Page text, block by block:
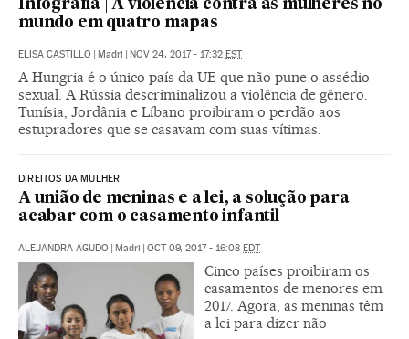
Infografia | A violência contra as mulheres no
mundo em quatro mapas
ELISA CASTILLO Madri NOV 24, 2017 - 17:32 EST
A Hungria é o único país da UE que não pune o assédio
sexual. A Rússia descriminalizou a violência de gênero.
Tunísia, Jordânia e Líbano proibiram o perdão aos
estupradores que se casavam com suas vítimas.
DIREITOS DA MULHER
A união de meninas e a lei, a solução para
acabar com o casamento infantil
ALEJANDRA AGUDO Madri OCT 09, 2017 - 16:08 EDT
Cinco países proibiram os
casamentos de menores em
2017. Agora, as meninas têm
a lei para dizer não